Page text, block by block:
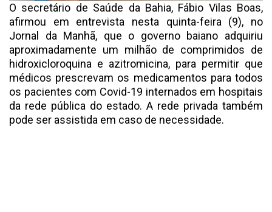
O secretário de Saúde da Bahia, Fábio Vilas Boas,
afirmou em entrevista nesta quinta-feira (9), no
Jornal da Manhã, que o governo baiano adquiriu
aproximadamente um milhão de comprimidos de
hidroxicloroquina e azitromicina, para permitir que
médicos prescrevam os medicamentos para todos
os pacientes com Covid-19 internados em hospitais
da rede pública do estado. A rede privada também
pode ser assistida em caso de necessidade.